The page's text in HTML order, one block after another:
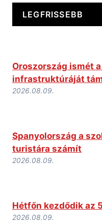
LEGFRISSEBB
Oroszország ismét
infrastruktúráját
2026.08.09.
Spanyolország a
turistára számít
2026.08.09.
Hétfőn kezdődik az
2026.08.09.